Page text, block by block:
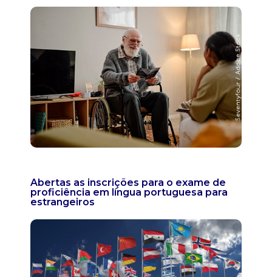
Abertas as inscrições para o exame de
proficiência em língua portuguesa para
estrangeiros